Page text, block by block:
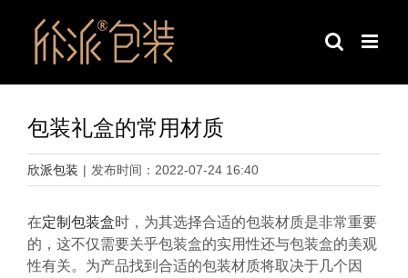
包装礼盒的常用材质
欣派包装 | 发布时间：2022-07-24 16:40
在定制包装盒时，为其选择合适的包装材质是非常重要
的，这不仅需要关乎包装盒的实用性还与包装盒的美观
性有关。为产品找到合适的包装材质将取决于几个因